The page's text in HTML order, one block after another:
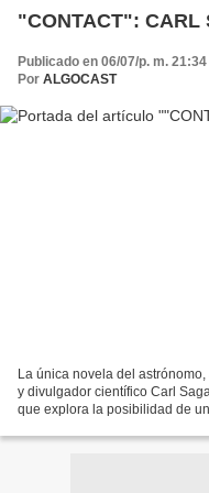
"CONTACT": CARL
Publicado en 06/07/p. m. 21:34
Por ALGOCAST
La única novela del
y divulgador científico Carl
que explora la posibilidad de